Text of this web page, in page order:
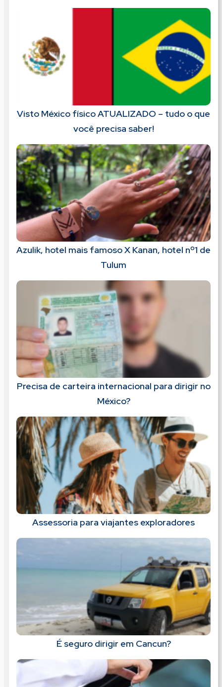
Visto México físico ATUALIZADO – tudo o que
você precisa saber!
Azulik, hotel mais famoso X Kanan, hotel nº1 de
Tulum
Precisa de carteira internacional para dirigir no
México?
Assessoria para viajantes exploradores
É seguro dirigir em Cancun?